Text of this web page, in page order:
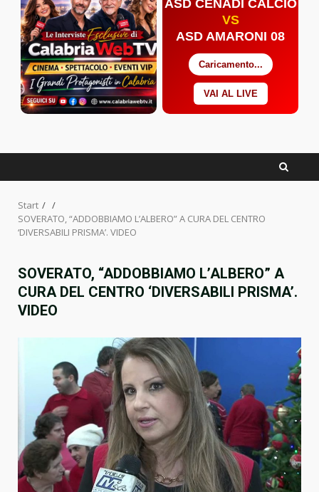
ASD CENADI CALCIO
VS
ASD AMARONI 08
Caricamento...
VAI AL LIVE
Start
SOVERATO, “ADDOBBIAMO L’ALBERO” A CURA DEL CENTRO
‘DIVERSABILI PRISMA’. VIDEO
SOVERATO, “ADDOBBIAMO L’ALBERO” A
CURA DEL CENTRO ‘DIVERSABILI PRISMA’.
VIDEO